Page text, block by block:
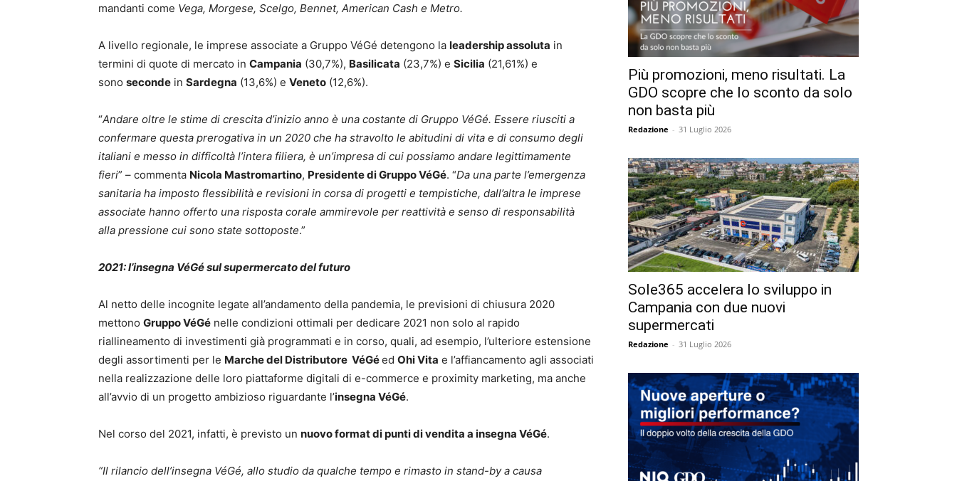
mandanti come Vega, Morgese, Scelgo, Bennet, American Cash e Metro.
A livello regionale, le imprese associate a Gruppo VéGé detengono la leadership assoluta in
termini di quote di mercato in Campania (30,7%), Basilicata (23,7%) e Sicilia (21,61%) e
sono seconde in Sardegna (13,6%) e Veneto (12,6%).
“Andare oltre le stime di crescita d’inizio anno è una costante di Gruppo VéGé. Essere riusciti a
confermare questa prerogativa in un 2020 che ha stravolto le abitudini di vita e di consumo degli
italiani e messo in difficoltà l’intera filiera, è un’impresa di cui possiamo andare legittimamente
fieri” – commenta Nicola Mastromartino, Presidente di Gruppo VéGé. “Da una parte l’emergenza
sanitaria ha imposto flessibilità e revisioni in corsa di progetti e tempistiche, dall’altra le imprese
associate hanno offerto una risposta corale ammirevole per reattività e senso di responsabilità
alla pressione cui sono state sottoposte.”
2021: l’insegna VéGé sul supermercato del futuro
Al netto delle incognite legate all’andamento della pandemia, le previsioni di chiusura 2020
mettono Gruppo VéGé nelle condizioni ottimali per dedicare 2021 non solo al rapido
riallineamento di investimenti già programmati e in corso, quali, ad esempio, l’ulteriore estensione
degli assortimenti per le Marche del Distributore VéGéed Ohi Vita e l’affiancamento agli associati
nella realizzazione delle loro piattaforme digitali di e-commerce e proximity marketing, ma anche
all’avvio di un progetto ambizioso riguardante l’insegna VéGé.
Nel corso del 2021, infatti, è previsto un nuovo format di punti di vendita a insegna VéGé.
“Il rilancio dell’insegna VéGé, allo studio da qualche tempo e rimasto in stand-by a causa
Più promozioni, meno risultati. La
GDO scopre che lo sconto da solo
non basta più
Redazione - 31 Luglio 2026
Sole365 accelera lo sviluppo in
Campania con due nuovi
supermercati
Redazione - 31 Luglio 2026